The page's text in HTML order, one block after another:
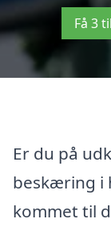
Få 3
Er du på
beskæring i
kommet til